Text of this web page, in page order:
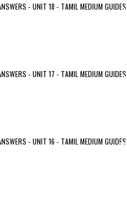
- UNIT 18 - TAMIL MEDIUM GUIDES
- UNIT 17 - TAMIL MEDIUM GUIDES
- UNIT 16 - TAMIL MEDIUM GUIDES